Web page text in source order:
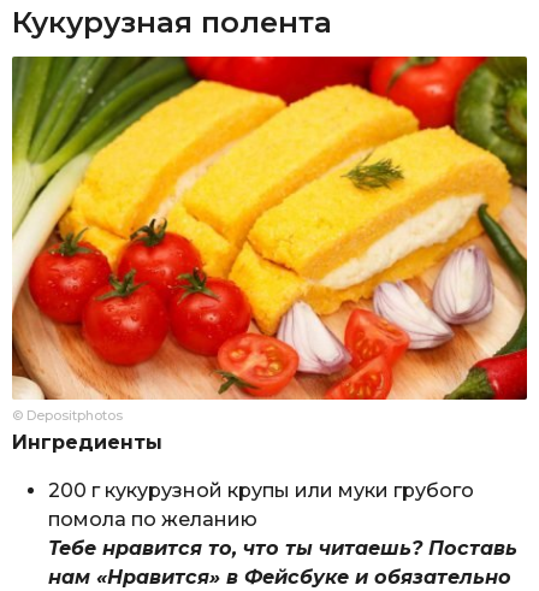
Кукурузная полента
© Depositphotos
Ингредиенты
200 г кукурузной крупы или муки грубого
помола по желанию
Тебе нравится то, что ты читаешь? Поставь
нам «Нравится» в Фейсбуке и обязательно